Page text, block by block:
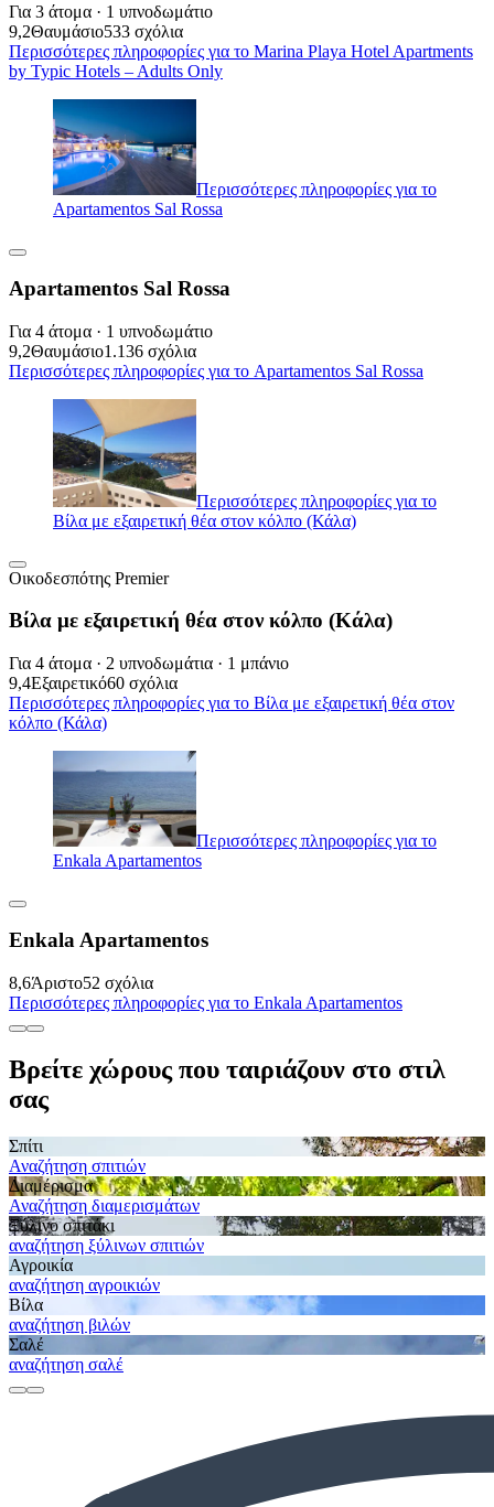
Για 3 άτομα · 1 υπνοδωμάτιο
9,2Θαυμάσιο533 σχόλια
Περισσότερες πληροφορίες για το Marina Playa Hotel Apartments
by Typic Hotels – Adults Only
Περισσότερες πληροφορίες για το
Apartamentos Sal Rossa
Apartamentos Sal Rossa
Για 4 άτομα · 1 υπνοδωμάτιο
9,2Θαυμάσιο1.136 σχόλια
Περισσότερες πληροφορίες για το Apartamentos Sal Rossa
Περισσότερες πληροφορίες για το
Βίλα με εξαιρετική θέα στον κόλπο (Κάλα)
Οικοδεσπότης Premier
Βίλα με εξαιρετική θέα στον κόλπο (Κάλα)
Για 4 άτομα · 2 υπνοδωμάτια · 1 μπάνιο
9,4Εξαιρετικό60 σχόλια
Περισσότερες πληροφορίες για το Βίλα με εξαιρετική θέα στον
κόλπο (Κάλα)
Περισσότερες πληροφορίες για το
Enkala Apartamentos
Enkala Apartamentos
8,6Άριστο52 σχόλια
Περισσότερες πληροφορίες για το Enkala Apartamentos
Βρείτε χώρους που ταιριάζουν στο στιλ
σας
Σπίτι
Αναζήτηση σπιτιών
Διαμέρισμα
Αναζήτηση διαμερισμάτων
Ξύλινο σπιτάκι
αναζήτηση ξύλινων σπιτιών
Αγροικία
αναζήτηση αγροικιών
Βίλα
αναζήτηση βιλών
Σαλέ
αναζήτηση σαλέ